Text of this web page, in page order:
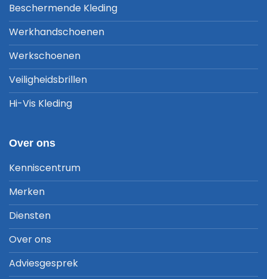
Beschermende Kleding
Werkhandschoenen
Werkschoenen
Veiligheidsbrillen
Hi-Vis Kleding
Over ons
Kenniscentrum
Merken
Diensten
Over ons
Adviesgesprek